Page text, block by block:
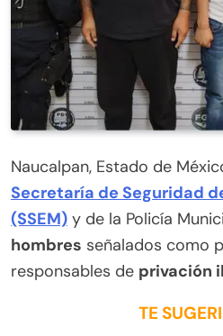
Naucalpan, Estado de
Secretaría de Seguridad
(SSEM) y de la Policía
hombres señalados como
responsables de privación
TE